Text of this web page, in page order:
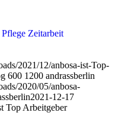
Pflege Zeitarbeit
2021/12/anbosa-ist-Top-
600 1200 andrassberlin
2020/05/anbosa-
2021-12-17
Top Arbeitgeber